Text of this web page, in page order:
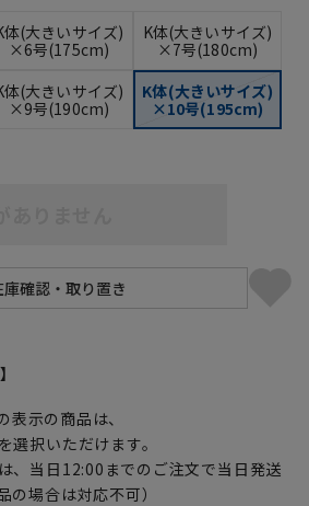
体(大きいサイズ)
×6号(175cm)
K体(大きいサイズ)
×7号(180cm)
体(大きいサイズ)
×9号(190cm)
K体(大きいサイズ)
×10号(195cm)
表示の商品は、
選択いただけます。
、当日12:00までのご注文で当日発送
の場合は対応不可）